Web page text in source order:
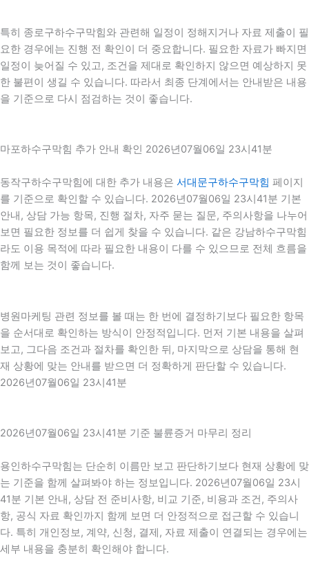
특히 종로구하수구막힘와 관련해 일정이 정해지거나 자료 제출이 필
요한 경우에는 진행 전 확인이 더 중요합니다. 필요한 자료가 빠지면
일정이 늦어질 수 있고, 조건을 제대로 확인하지 않으면 예상하지 못
한 불편이 생길 수 있습니다. 따라서 최종 단계에서는 안내받은 내용
을 기준으로 다시 점검하는 것이 좋습니다.
마포하수구막힘 추가 안내 확인 2026년07월06일 23시41분
동작구하수구막힘에 대한 추가 내용은 서대문구하수구막힘 페이지
를 기준으로 확인할 수 있습니다. 2026년07월06일 23시41분 기본
안내, 상담 가능 항목, 진행 절차, 자주 묻는 질문, 주의사항을 나누어
보면 필요한 정보를 더 쉽게 찾을 수 있습니다. 같은 강남하수구막힘
라도 이용 목적에 따라 필요한 내용이 다를 수 있으므로 전체 흐름을
함께 보는 것이 좋습니다.
병원마케팅 관련 정보를 볼 때는 한 번에 결정하기보다 필요한 항목
을 순서대로 확인하는 방식이 안정적입니다. 먼저 기본 내용을 살펴
보고, 그다음 조건과 절차를 확인한 뒤, 마지막으로 상담을 통해 현
재 상황에 맞는 안내를 받으면 더 정확하게 판단할 수 있습니다.
2026년07월06일 23시41분
2026년07월06일 23시41분 기준 불륜증거 마무리 정리
용인하수구막힘는 단순히 이름만 보고 판단하기보다 현재 상황에 맞
는 기준을 함께 살펴봐야 하는 정보입니다. 2026년07월06일 23시
41분 기본 안내, 상담 전 준비사항, 비교 기준, 비용과 조건, 주의사
항, 공식 자료 확인까지 함께 보면 더 안정적으로 접근할 수 있습니
다. 특히 개인정보, 계약, 신청, 결제, 자료 제출이 연결되는 경우에는
세부 내용을 충분히 확인해야 합니다.